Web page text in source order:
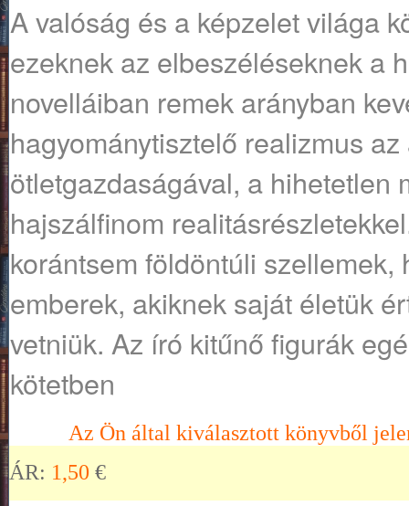
A ​valóság és a képzelet világa
ezeknek az elbeszéléseknek a
novelláiban remek arányban
hagyománytisztelő realizmus
ötletgazdaságával, a hihetetlen
hajszálfinom
korántsem földöntúli szellemek,
emberek, akiknek saját életük
vetniük. Az író kitűnő figurák
kötetben
Az Ön által kiválasztott könyvből
ÁR: 1,50 €